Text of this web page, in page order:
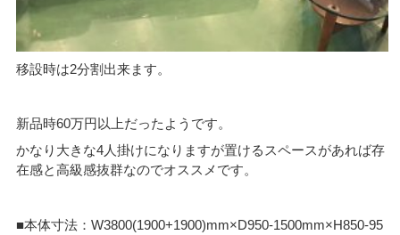
移設時は2分割出来ます。
新品時60万円以上だったようです。
かなり大きな4人掛けになりますが置けるスペースがあれば存
在感と高級感抜群なのでオススメです。
■本体寸法：W3800(1900+1900)mm×D950-1500mm×H850-95